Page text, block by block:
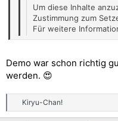
Um diese Inhalte
Zustimmung zum
Für weitere
von Cookies.
Da hat poncle mal wieder
süchtig machend 😍 🔥
Demo war schon richtig
werden. 😍
e
Kiryu-Chan!